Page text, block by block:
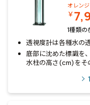
オレン
￥
1種類
透視度計は各種水の
底部に沈めた標識を
水柱の高さ(cm)をそ
1